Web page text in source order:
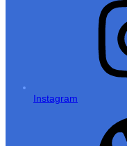
Instagram